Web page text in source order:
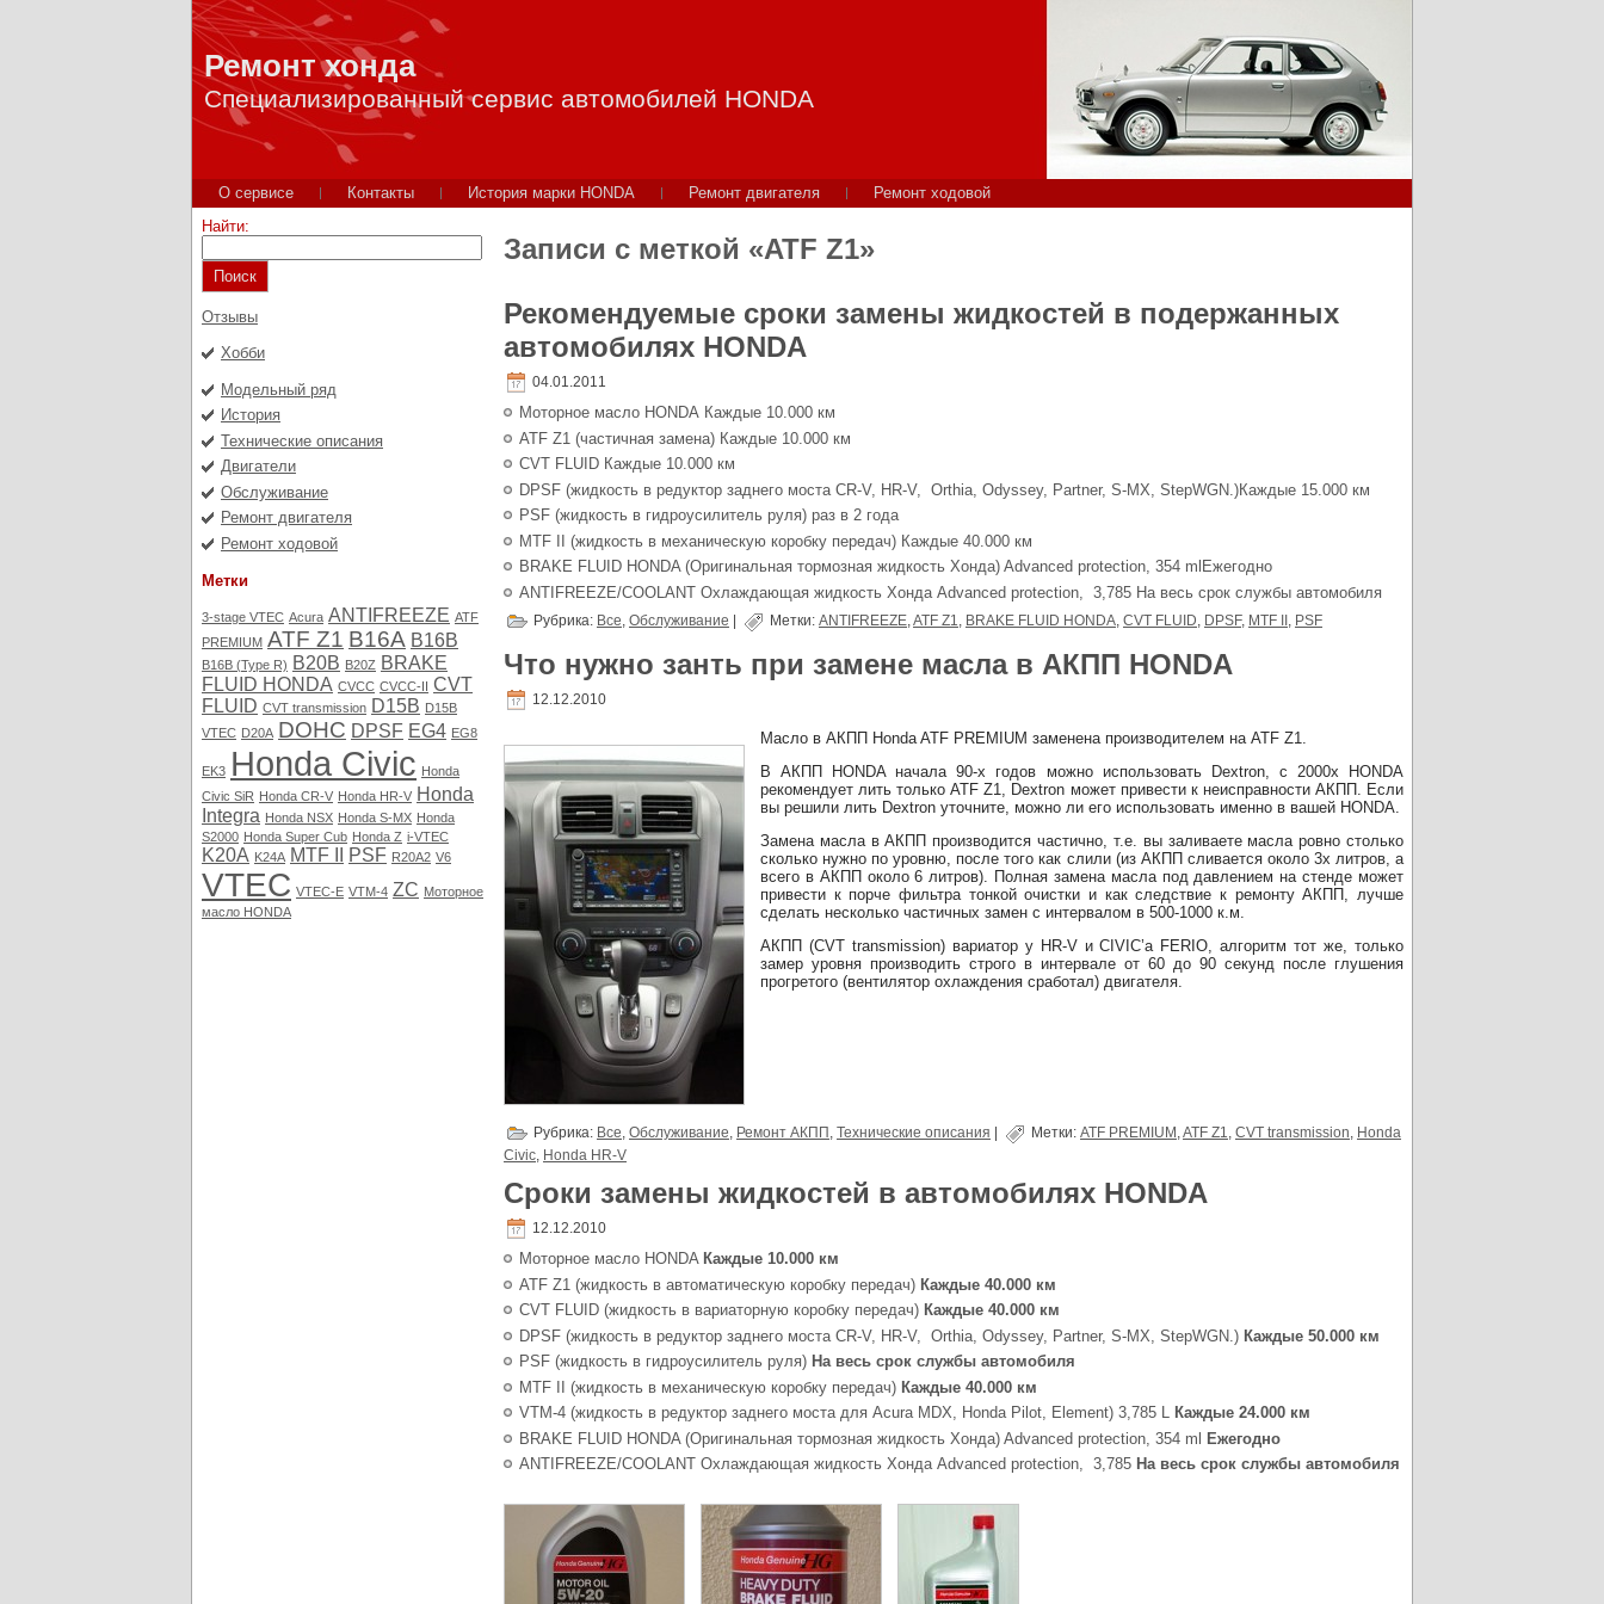
Ремонт хонда
Специализированный сервис автомобилей HONDA
О сервисе Контакты История марки HONDA Ремонт двигателя
Ремонт ходовой
Найти:
Поиск
Отзывы
Хобби
Модельный ряд
История
Технические описания
Двигатели
Обслуживание
Ремонт двигателя
Ремонт ходовой
Метки
3-stage VTEC Acura ANTIFREEZE ATF
PREMIUM ATF Z1 B16A B16B
B16B (Type R) B20B B20Z BRAKE
FLUID HONDA CVCC CVCC-II CVT
FLUID CVT transmission D15B D15B
VTEC D20A DOHC DPSF EG4 EG8
EK3 Honda Civic Honda
Civic SiR Honda CR-V Honda HR-V Honda
Integra Honda NSX Honda S-MX Honda
S2000 Honda Super Cub Honda Z i-VTEC
K20A K24A MTF II PSF R20A2 V6
VTEC VTEC-E VTM-4 ZC Моторное
масло HONDA
Записи с меткой «ATF Z1»
Рекомендуемые сроки замены жидкостей в подержанных
автомобилях HONDA
04.01.2011
Моторное масло HONDA Каждые 10.000 км
ATF Z1 (частичная замена) Каждые 10.000 км
CVT FLUID Каждые 10.000 км
DPSF (жидкость в редуктор заднего моста CR-V, HR-V, Orthia, Odyssey, Partner, S-MX, StepWGN.)Каждые 15.000 км
PSF (жидкость в гидроусилитель руля) раз в 2 года
MTF II (жидкость в механическую коробку передач) Каждые 40.000 км
BRAKE FLUID HONDA (Оригинальная тормозная жидкость Хонда) Advanced protection, 354 mlЕжегодно
ANTIFREEZE/COOLANT Охлаждающая жидкость Хонда Advanced protection, 3,785 На весь срок службы автомобиля
Рубрика: Все, Обслуживание Метки: ANTIFREEZE,ATF Z1, BRAKE FLUID HONDA, CVT FLUID, DPSF, MTF II , PSF
Что нужно занть при замене масла в АКПП HONDA
12.12.2010
Масло в АКПП Honda ATF PREMIUM заменена производителем на ATF Z1.
В АКПП HONDA начала 90-х годов можно использовать Dextron, с 2000х HONDA
рекомендует лить только ATF Z1, Dextron может привести к неисправности АКПП. Если
вы решили лить Dextron уточните, можно ли его использовать именно в вашей HONDA.
Замена масла в АКПП производится частично, т.е. вы заливаете масла ровно столько
сколько нужно по уровню, после того как слили (из АКПП сливается около 3х литров, а
всего в АКПП около 6 литров). Полная замена масла под давлением на стенде может
привести к порче фильтра тонкой очистки и как следствие к ремонту АКПП, лучше
сделать несколько частичных замен с интервалом в 500-1000 к.м.
АКПП (CVT transmission) вариатор у HR-V и CIVIC’а FERIO, алгоритм тот же, только
замер уровня производить строго в интервале от 60 до 90 секунд после глушения
прогретого (вентилятор охлаждения сработал) двигателя.
Рубрика: Все, Обслуживание, Ремонт АКПП , Технические описания Метки: ATF PREMIUM ,ATF Z1, CVT transmission, Honda
Civic, Honda HR-V
Сроки замены жидкостей в автомобилях HONDA
12.12.2010
Моторное масло HONDA Каждые 10.000 км
ATF Z1 (жидкость в автоматическую коробку передач) Каждые 40.000 км
CVT FLUID (жидкость в вариаторную коробку передач) Каждые 40.000 км
DPSF (жидкость в редуктор заднего моста CR-V, HR-V, Orthia, Odyssey, Partner, S-MX, StepWGN.) Каждые 50.000 км
PSF (жидкость в гидроусилитель руля) На весь срок службы автомобиля
MTF II (жидкость в механическую коробку передач) Каждые 40.000 км
VTM-4 (жидкость в редуктор заднего моста для Acura MDX, Honda Pilot, Element) 3,785 L Каждые 24.000 км
BRAKE FLUID HONDA (Оригинальная тормозная жидкость Хонда) Advanced protection, 354 ml Ежегодно
ANTIFREEZE/COOLANT Охлаждающая жидкость Хонда Advanced protection, 3,785 На весь срок службы автомобиля